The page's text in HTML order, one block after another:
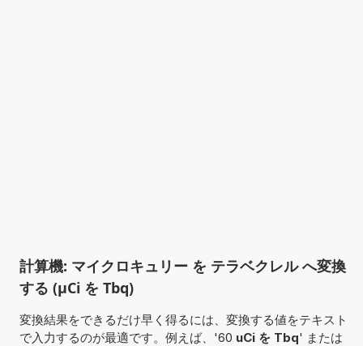
計算機: マイクロキュリー を テラベクレル へ変換
する (µCi を Tbq)
変換結果をできるだけ早く得るには、変換する値をテキスト
で入力するのが最適です。例えば、'60 uCi を Tbq' または